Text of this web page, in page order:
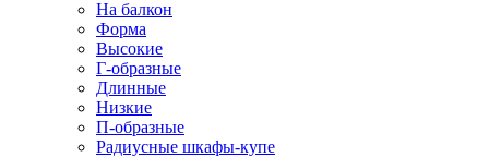
На балкон
Форма
Высокие
Г-образные
Длинные
Низкие
П-образные
Радиусные шкафы-купе